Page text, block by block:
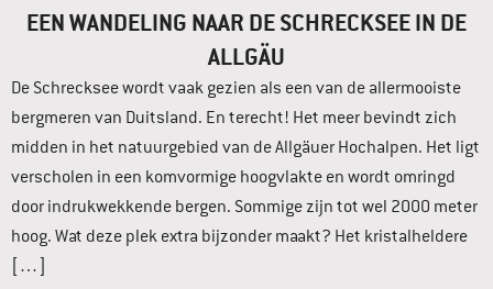
EEN WANDELING NAAR DE SCHRECKSEE IN DE
ALLGÄU
De Schrecksee wordt vaak gezien als een van de allermooiste
bergmeren van Duitsland. En terecht! Het meer bevindt zich
midden in het natuurgebied van de Allgäuer Hochalpen. Het ligt
verscholen in een komvormige hoogvlakte en wordt omringd
door indrukwekkende bergen. Sommige zijn tot wel 2000 meter
hoog. Wat deze plek extra bijzonder maakt? Het kristalheldere
[…]